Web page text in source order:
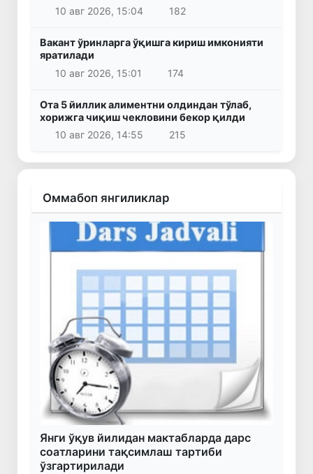
10 авг 2026, 15:04
182
Вакант ўринларга ўқишга кириш имконияти
яратилади
10 авг 2026, 15:01
174
Ота 5 йиллик алиментни олдиндан тўлаб,
хорижга чиқиш чекловини бекор қилди
10 авг 2026, 14:55
215
Оммабоп янгиликлар
Янги ўқув йилидан мактабларда дарс
соатларини тақсимлаш тартиби
ўзгартирилади